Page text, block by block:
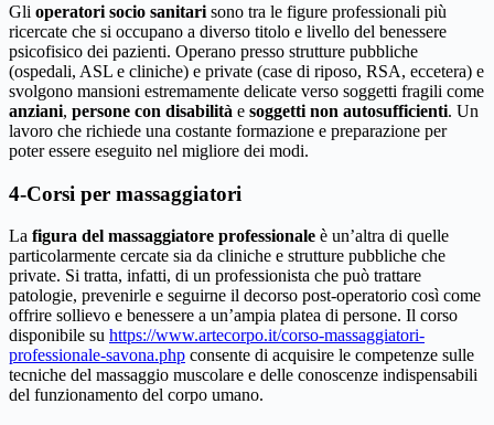
Gli operatori socio sanitari sono tra le figure professionali più
ricercate che si occupano a diverso titolo e livello del benessere
psicofisico dei pazienti. Operano presso strutture pubbliche
(ospedali, ASL e cliniche) e private (case di riposo, RSA, eccetera) e
svolgono mansioni estremamente delicate verso soggetti fragili come
anziani, persone con disabilità e soggetti non autosufficienti. Un
lavoro che richiede una costante formazione e preparazione per
poter essere eseguito nel migliore dei modi.
4-Corsi per massaggiatori
La figura del massaggiatore professionale è un’altra di quelle
particolarmente cercate sia da cliniche e strutture pubbliche che
private. Si tratta, infatti, di un professionista che può trattare
patologie, prevenirle e seguirne il decorso post-operatorio così come
offrire sollievo e benessere a un’ampia platea di persone. Il corso
disponibile su https://www.artecorpo.it/corso-massaggiatori-
professionale-savona.php consente di acquisire le competenze sulle
tecniche del massaggio muscolare e delle conoscenze indispensabili
del funzionamento del corpo umano.